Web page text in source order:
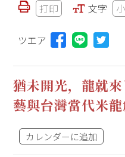
打印 文字 小
ツエア Lineに
猶未開光，龍就
藝與台灣當代米
カレンダーに追加